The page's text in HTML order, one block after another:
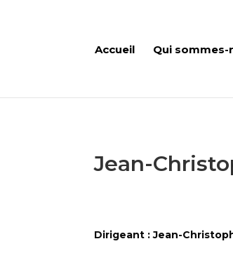
Accueil Qui sommes-
Jean-
Dirigeant : Jean-